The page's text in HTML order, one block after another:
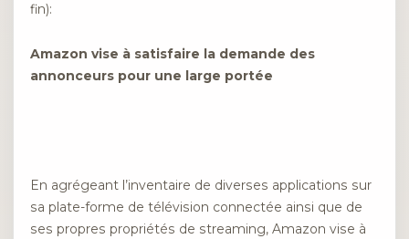
fin):
Amazon vise à satisfaire la demande des
annonceurs pour une large portée
En agrégeant l’inventaire de diverses applications sur
sa plate-forme de télévision connectée ainsi que de
ses propres propriétés de streaming, Amazon vise à